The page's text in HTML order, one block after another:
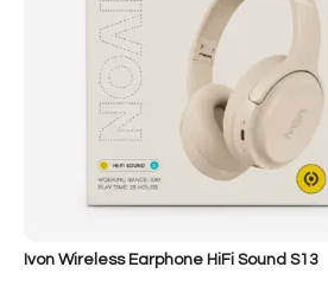
Ivon Wireless Earphone HiFi Sound S13